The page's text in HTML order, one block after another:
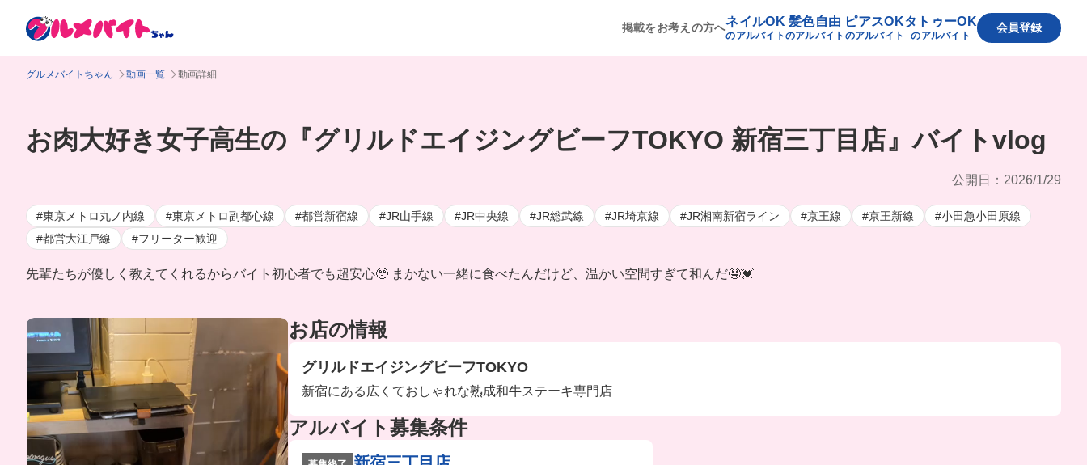
掲載をお考えの方へネイルOK
のアルバイト
髪色自由
のアルバイト
ピアスOK
のアルバイト
タトゥーOK
のアルバイト
会員登録
グルメバイトちゃん 動画一覧 動画詳細
お肉大好き女子高生の『グリルドエイジングビーフTOKYO 新宿三丁目店』バイトvlog
公開日：2026/1/29
#東京メトロ丸ノ内線 #東京メトロ副都心線 #都営新宿線 #JR山手線 #JR中央線 #JR総武線 #JR埼京線 #JR湘南新宿ライン #京王線 #京王新線
#小田急小田原線
#都営大江戸線
#フリーター歓迎
先輩たちが優しく教えてくれるからバイト初心者でも超安心🥹 まかない一緒に食べたんだけど、温かい空間すぎて和んだ🤤💓
お店の情報
グリルドエイジングビーフTOKYO
新宿にある広くておしゃれな熟成和牛ステーキ専門店
アルバイト募集条件